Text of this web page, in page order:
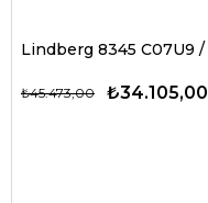
₺34.105,00
₺45.473,00